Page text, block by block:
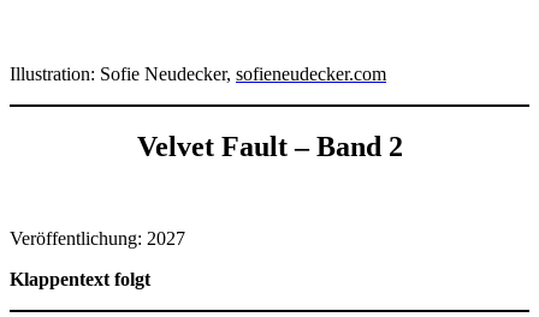
Illustration: Sofie Neudecker, sofieneudecker.com
Velvet Fault – Band 2
Veröffentlichung: 2027
Klappentext folgt